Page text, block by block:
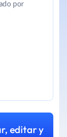
por
editar y